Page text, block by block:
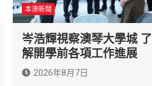
本澳新聞
岑浩輝視察澳琴大學城 了
解開學前各項工作進展
2026年8月7日